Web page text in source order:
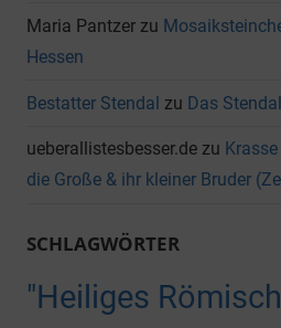
Maria Pantzer zu
Hessen
Bestatter Stendal zu Das
ueberallistesbesser.de zu
die Große & ihr kleiner Bruder
SCHLAGWÖRTER
"Heiliges